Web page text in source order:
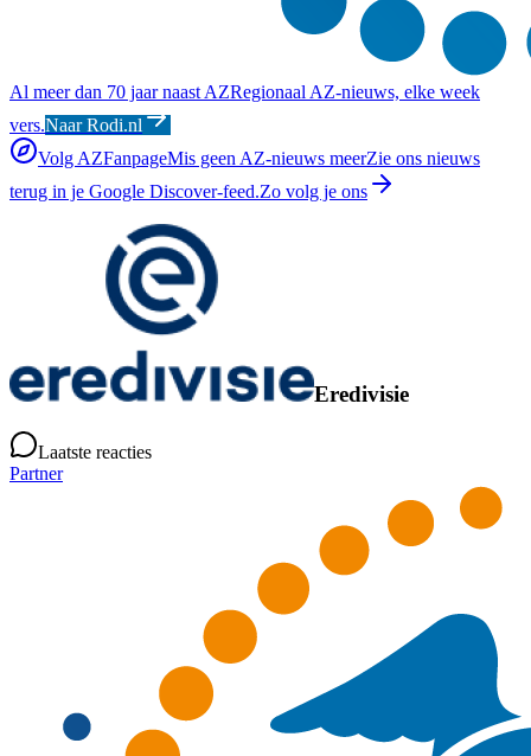
Al meer dan 70 jaar naast AZRegionaal AZ-nieuws, elke week
vers.Naar Rodi.nl
Volg AZFanpageMis geen AZ-nieuws meerZie ons nieuws
terug in je Google Discover-feed.Zo volg je ons
Eredivisie
Laatste reacties
Partner